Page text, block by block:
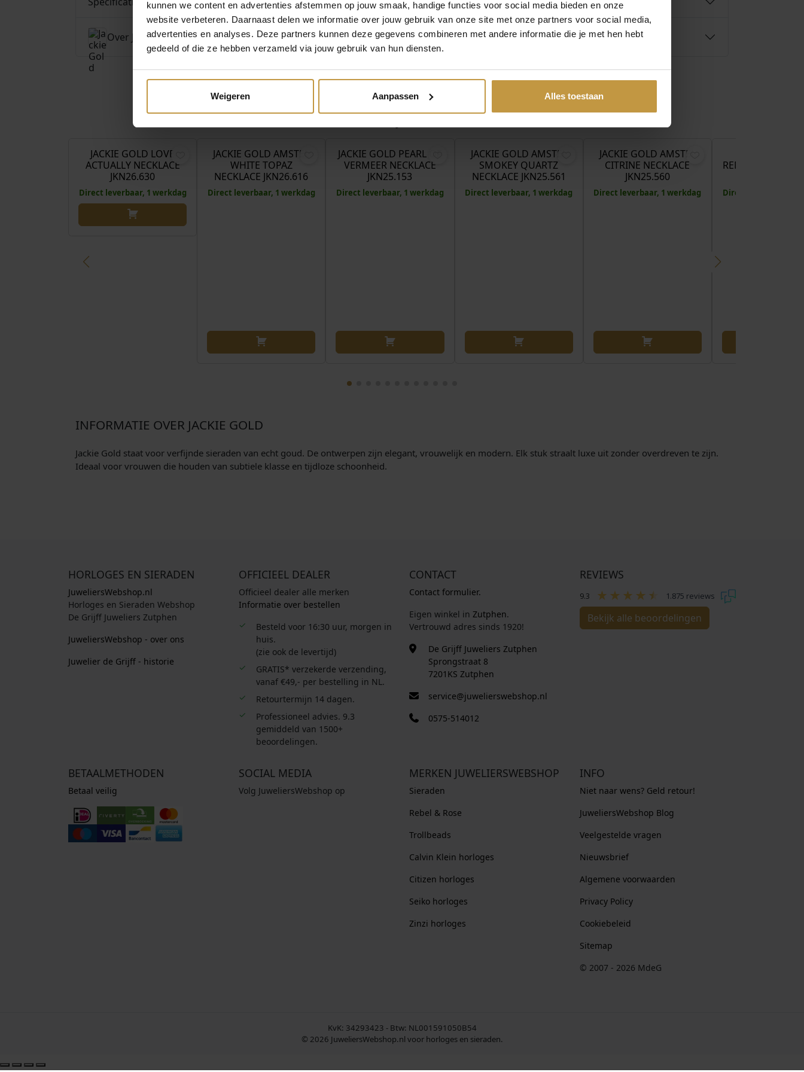
kunnen we content en advertenties afstemmen op jouw smaak, handige functies voor social media bieden en onze
website verbeteren. Daarnaast delen we informatie over jouw gebruik van onze site met onze partners voor social media,
advertenties en analyses. Deze partners kunnen deze gegevens combineren met andere informatie die je met hen hebt
gedeeld of die ze hebben verzameld via jouw gebruik van hun diensten.
Weigeren Aanpassen Alles toestaan
Over Jackie Gold
€549,00
JACKIE GOLD LOVE
ACTUALLY NECKLACE
JKN26.630
Direct leverbaar, 1 werkdag
€539,00
JACKIE GOLD AMSTEL
WHITE TOPAZ
NECKLACE JKN26.616
Direct leverbaar, 1 werkdag
€409,00
JACKIE GOLD PEARL OF
VERMEER NECKLACE
JKN25.153
Direct leverbaar, 1 werkdag
€559,00
JACKIE GOLD AMSTEL
SMOKEY QUARTZ
NECKLACE JKN25.561
Direct leverbaar, 1 werkdag
€559,00
JACKIE GOLD AMSTEL
CITRINE NECKLACE
JKN25.560
Direct leverbaar, 1 werkdag
REMBRANDT
Direct leverbaar, 1
INFORMATIE OVER JACKIE GOLD
Jackie Gold staat voor verfijnde sieraden van echt goud. De ontwerpen zijn elegant, vrouwelijk en modern. Elk stuk straalt luxe uit zonder overdreven te zijn.
Ideaal voor vrouwen die houden van subtiele klasse en tijdloze schoonheid.
HORLOGES EN SIERADEN
JuweliersWebshop.nl
Horloges en Sieraden Webshop
De Grijff Juweliers Zutphen
JuweliersWebshop - over ons
Juwelier de Grijff - historie
OFFICIEEL DEALER
Officieel dealer alle merken
Informatie over bestellen
Besteld voor 16:30 uur, morgen in
huis.
(zie ook de levertijd)
GRATIS* verzekerde verzending,
vanaf €49,- per bestelling in NL.
Retourtermijn 14 dagen.
Professioneel advies. 9.3
gemiddeld van 1500+
beoordelingen.
CONTACT
Contact formulier.
Eigen winkel in Zutphen.
Vertrouwd adres sinds 1920!
De Grijff Juweliers Zutphen
Sprongstraat 8
7201KS Zutphen
service@juwelierswebshop.nl
0575-514012
REVIEWS
9.3 1.875 reviews
Bekijk alle beoordelingen
BETAALMETHODEN
Betaal veilig
SOCIAL MEDIA
Volg JuweliersWebshop op
MERKEN JUWELIERSWEBSHOP
Sieraden
Rebel & Rose
Trollbeads
Calvin Klein horloges
Citizen horloges
Seiko horloges
Zinzi horloges
INFO
Niet naar wens? Geld retour!
JuweliersWebshop Blog
Veelgestelde vragen
Nieuwsbrief
Algemene voorwaarden
Privacy Policy
Cookiebeleid
Sitemap
© 2007 - 2026 MdeG
KvK: 34293423 - Btw: NL001591050B54
© 2026 JuweliersWebshop.nl voor horloges en sieraden.